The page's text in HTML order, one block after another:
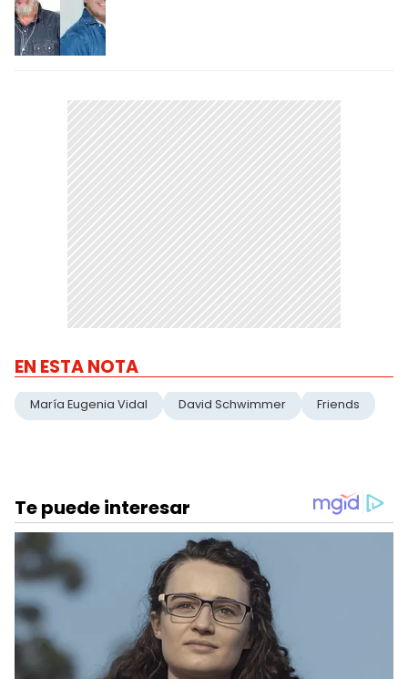
EN ESTA NOTA
María Eugenia Vidal David Schwimmer Friends